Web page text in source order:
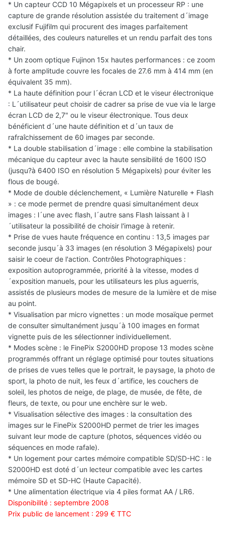
* Un capteur CCD 10 Mégapixels et un processeur RP : une
capture de grande résolution assistée du traitement d´image
exclusif Fujifilm qui procurent des images parfaitement
détaillées, des couleurs naturelles et un rendu parfait des tons
chair.
* Un zoom optique Fujinon 15x hautes performances : ce zoom
à forte amplitude couvre les focales de 27.6 mm à 414 mm (en
équivalent 35 mm).
* La haute définition pour l´écran LCD et le viseur électronique
: L´utilisateur peut choisir de cadrer sa prise de vue via le large
écran LCD de 2,7" ou le viseur électronique. Tous deux
bénéficient d´une haute définition et d´un taux de
rafraîchissement de 60 images par seconde.
* La double stabilisation d´image : elle combine la stabilisation
mécanique du capteur avec la haute sensibilité de 1600 ISO
(jusqu?à 6400 ISO en résolution 5 Mégapixels) pour éviter les
flous de bougé.
* Mode de double déclenchement, « Lumière Naturelle + Flash
» : ce mode permet de prendre quasi simultanément deux
images : l´une avec flash, l´autre sans Flash laissant à l
´utilisateur la possibilité de choisir l'image à retenir.
* Prise de vues haute fréquence en continu : 13,5 images par
seconde jusqu´à 33 images (en résolution 3 Mégapixels) pour
saisir le coeur de l'action. Contrôles Photographiques :
exposition autoprogrammée, priorité à la vitesse, modes d
´exposition manuels, pour les utilisateurs les plus aguerris,
assistés de plusieurs modes de mesure de la lumière et de mise
au point.
* Visualisation par micro vignettes : un mode mosaïque permet
de consulter simultanément jusqu´à 100 images en format
vignette puis de les sélectionner individuellement.
* Modes scène : le FinePix S2000HD propose 13 modes scène
programmés offrant un réglage optimisé pour toutes situations
de prises de vues telles que le portrait, le paysage, la photo de
sport, la photo de nuit, les feux d´artifice, les couchers de
soleil, les photos de neige, de plage, de musée, de fête, de
fleurs, de texte, ou pour une enchère sur le web.
* Visualisation sélective des images : la consultation des
images sur le FinePix S2000HD permet de trier les images
suivant leur mode de capture (photos, séquences vidéo ou
séquences en mode rafale).
* Un logement pour cartes mémoire compatible SD/SD-HC : le
S2000HD est doté d´un lecteur compatible avec les cartes
mémoire SD et SD-HC (Haute Capacité).
* Une alimentation électrique via 4 piles format AA / LR6.
Disponibilité : septembre 2008
Prix public de lancement : 299 € TTC